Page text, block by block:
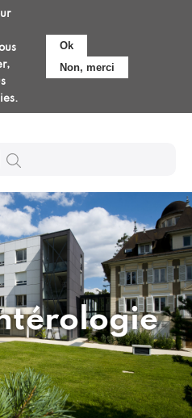
Ok
Non, merci
Aller
contenu